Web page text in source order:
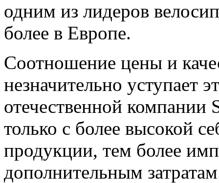
одним из лидеров
более в Европе.
Соотношение цены и
незначительно уступает
отечественной компании
только с более высокой
продукции, тем более
дополнительным